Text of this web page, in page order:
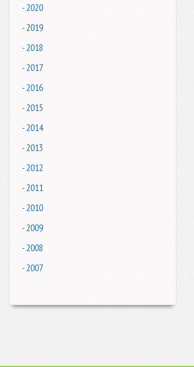
- 2020
- 2019
- 2018
- 2017
- 2016
- 2015
- 2014
- 2013
- 2012
- 2011
- 2010
- 2009
- 2008
- 2007